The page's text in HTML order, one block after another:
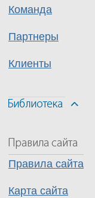
Команда
Партнеры
Клиенты
Правила сайта
Карта сайта